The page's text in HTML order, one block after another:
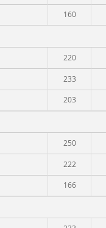
160
220
233
203
250
222
166